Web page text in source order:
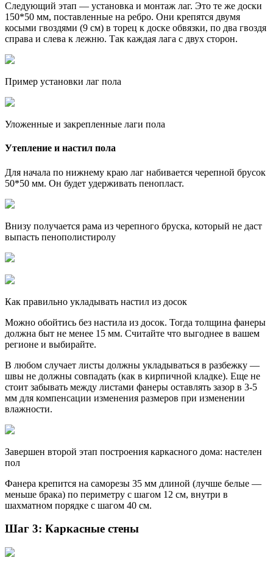
Следующий этап — установка и монтаж лаг. Это те же доски
150*50 мм, поставленные на ребро. Они крепятся двумя
косыми гвоздями (9 см) в торец к доске обвязки, по два гвоздя
справа и слева к лежню. Так каждая лага с двух сторон.
Пример установки лаг пола
Уложенные и закрепленные лаги пола
Утепление и настил пола
Для начала по нижнему краю лаг набивается черепной брусок
50*50 мм. Он будет удерживать пенопласт.
Внизу получается рама из черепного бруска, который не даст
выпасть пенополистиролу
Как правильно укладывать настил из досок
Можно обойтись без настила из досок. Тогда толщина фанеры
должна быт не менее 15 мм. Считайте что выгоднее в вашем
регионе и выбирайте.
В любом случает листы должны укладываться в разбежку —
швы не должны совпадать (как в кирпичной кладке). Еще не
стоит забывать между листами фанеры оставлять зазор в 3-5
мм для компенсации изменения размеров при изменении
влажности.
Завершен второй этап построения каркасного дома: настелен
пол
Фанера крепится на саморезы 35 мм длиной (лучше белые —
меньше брака) по периметру с шагом 12 см, внутри в
шахматном порядке с шагом 40 см.
Шаг 3: Каркасные стены